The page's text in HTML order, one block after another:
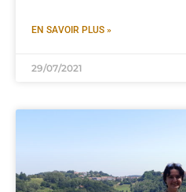
EN SAVOIR PLUS »
29/07/2021